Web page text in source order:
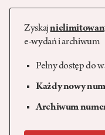
Zyskaj
e-wydań i archiwum
Pełny dostęp do
Każdy nowy
Archiwum